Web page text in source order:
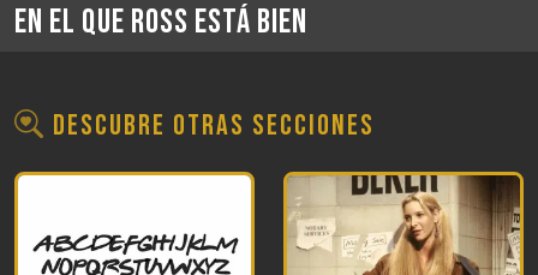
En el que Ross está bien
Descubre otras secciones